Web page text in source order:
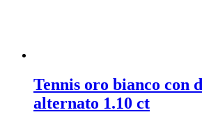
Tennis oro bianco con
alternato 1.10 ct